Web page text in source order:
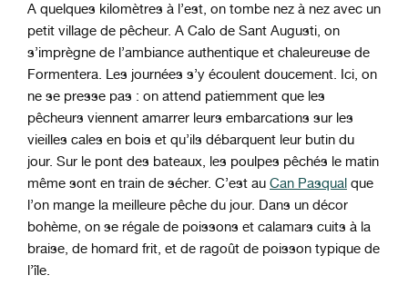
A quelques kilomètres à l’est, on tombe nez à nez avec un
petit village de pêcheur. A Calo de Sant Augusti, on
s’imprègne de l’ambiance authentique et chaleureuse de
Formentera. Les journées s’y écoulent doucement. Ici, on
ne se presse pas : on attend patiemment que les
pêcheurs viennent amarrer leurs embarcations sur les
vieilles cales en bois et qu’ils débarquent leur butin du
jour. Sur le pont des bateaux, les poulpes pêchés le matin
même sont en train de sécher. C’est au Can Pasqual que
l’on mange la meilleure pêche du jour. Dans un décor
bohème, on se régale de poissons et calamars cuits à la
braise, de homard frit, et de ragoût de poisson typique de
l’île.